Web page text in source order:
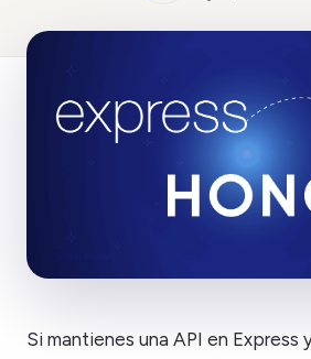
Si mantienes una API en Express